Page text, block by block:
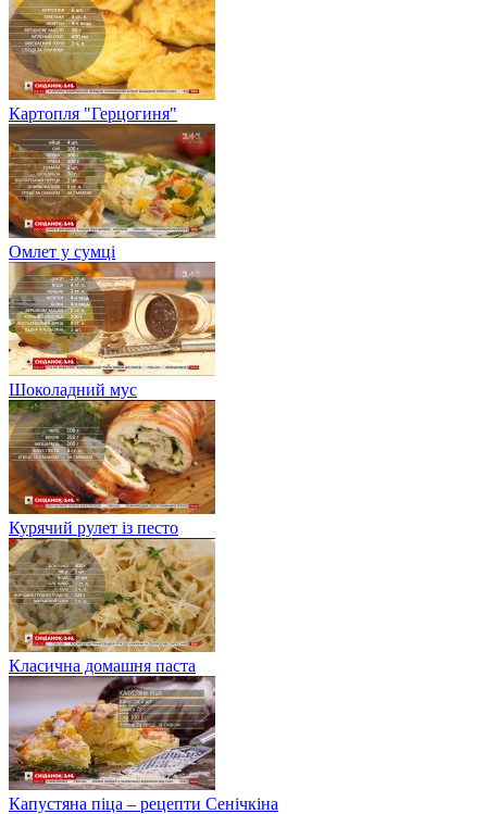
Картопля "Герцогиня"
Омлет у сумці
Шоколадний мус
Курячий рулет із песто
Класична домашня паста
Капустяна піца – рецепти Сенічкіна